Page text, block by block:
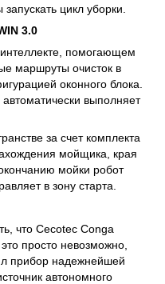
цикл уборки.
3.0
помогающем
маршруты очисток в
оконного блока.
выполняет
за счет комплекта
мойщика, края
мойки робот
в зону старта.
что Cecotec Conga
просто невозможно,
прибор надежнейшей
автономного